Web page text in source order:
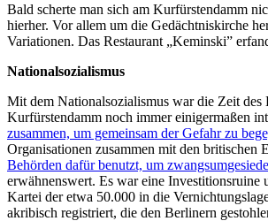
Bald scherte man sich am Kurfürstendamm
hierher. Vor allem um die Gedächtniskirche
Variationen. Das Restaurant „Keminski”
Nationalsozialismus
Mit dem Nationalsozialismus war die Zeit des
Kurfürstendamm noch immer einigermaßen
zusammen, um gemeinsam der Gefahr zu
Organisationen zusammen mit den britischen
Behörden dafür benutzt, um
erwähnenswert. Es war eine
Kartei der etwa 50.000 in die
akribisch registriert, die den Berlinern